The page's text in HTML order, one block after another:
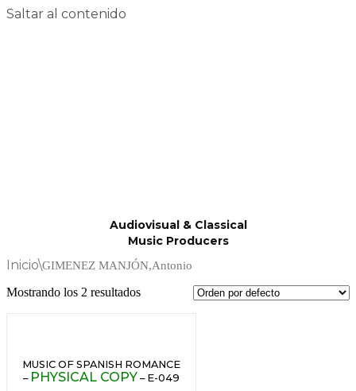
Saltar al contenido
Audiovisual & Classical
Music Producers
Inicio\GIMENEZ MANJÓN,Antonio
Mostrando los 2 resultados
MUSIC OF SPANISH ROMANCE
– PHYSICAL COPY – E-049